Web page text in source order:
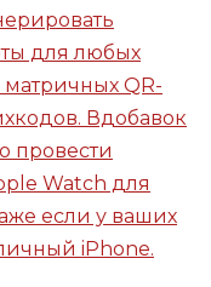
для любых
QR-
Вдобавок
провести
Watch для
если у ваших
iPhone.